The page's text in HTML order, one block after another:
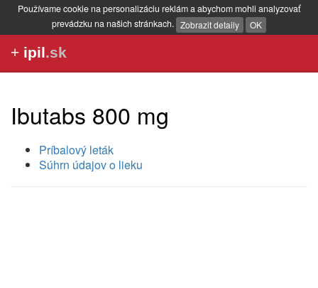
Používame cookie na personalizáciu reklám a abychom mohli analyzovať
prevádzku na našich stránkach. Zobrazit detaily OK
+ ipil.sk
Ibutabs 800 mg
Príbalový leták
Súhrn údajov o lieku